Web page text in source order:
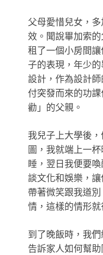
父母愛惜兒女，
效。聞說畢加索
租了一個小房間
子的表現，年少
設計，作為設計
付突發而來的功
勸」的父親。
我兒子上大學後
圖，我就端上一
睡，翌日我便要
談文化和娛樂，
帶著微笑跟我道
情，這樣的情形
到了晚飯時，我
告訴家人如何幫